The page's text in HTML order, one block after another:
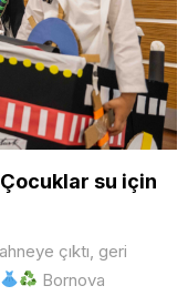
Çocuklar su için
çıktı, geri
Bornova